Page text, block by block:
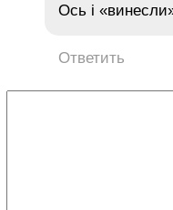
Ось і
Ответить